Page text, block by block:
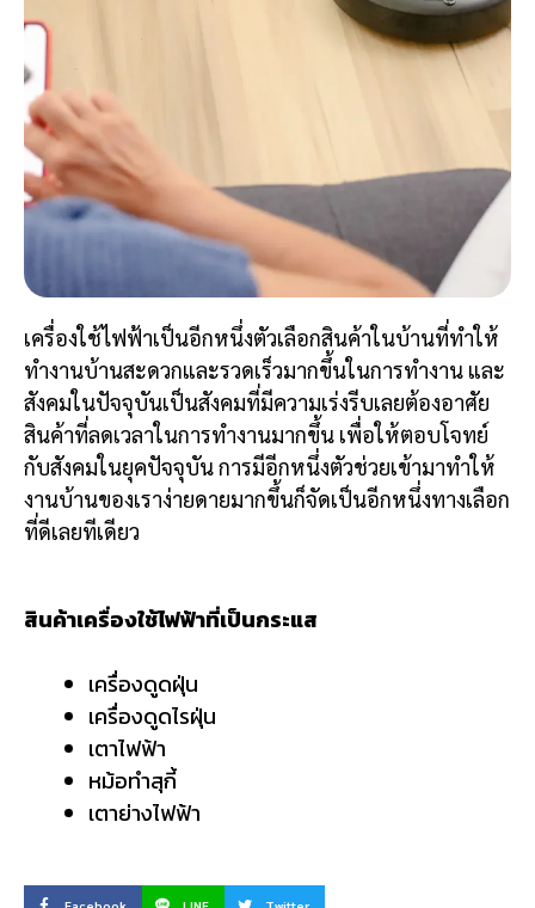
เครื่องใช้ไฟฟ้าเป็นอีกหนึ่งตัวเลือกสินค้าในบ้านที่ทำให้
ทำงานบ้านสะดวกและรวดเร็วมากขึ้นในการทำงาน และ
สังคมในปัจจุบันเป็นสังคมที่มีความเร่งรีบเลยต้องอาศัย
สินค้าที่ลดเวลาในการทำงานมากขึ้น เพื่อให้ตอบโจทย์
กับสังคมในยุคปัจจุบัน การมีอีกหนึ่งตัวช่วยเข้ามาทำให้
งานบ้านของเราง่ายดายมากขึ้นก็จัดเป็นอีกหนึ่งทางเลือก
ที่ดีเลยทีเดียว
สินค้าเครื่องใช้ไฟฟ้าที่เป็นกระแส
เครื่องดูดฝุ่น
เครื่องดูดไรฝุ่น
เตาไฟฟ้า
หม้อทำสุกี้
เตาย่างไฟฟ้า